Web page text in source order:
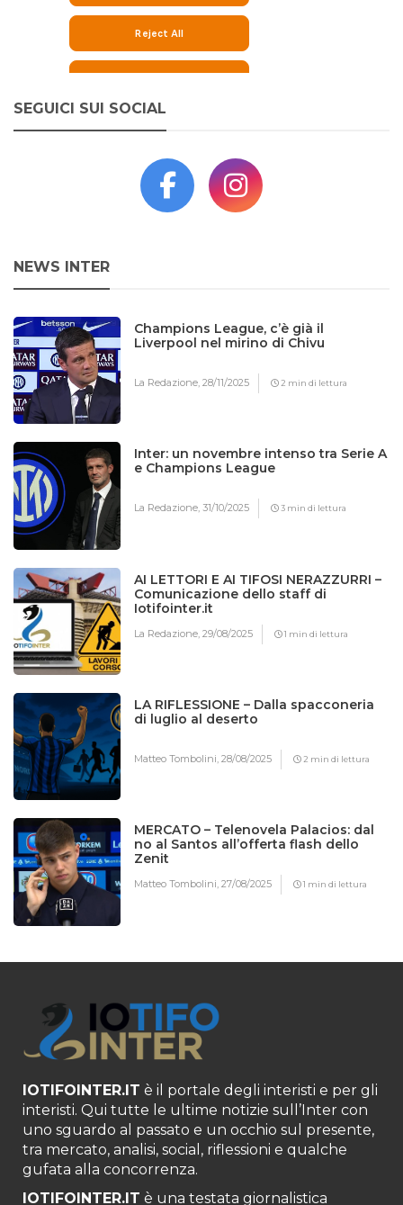
SEGUICI SUI SOCIAL
NEWS INTER
Champions League, c’è già il
Liverpool nel mirino di Chivu
La Redazione,28/11/2025 2 min di lettura
Inter: un novembre intenso tra Serie A
e Champions League
La Redazione,31/10/2025 3 min di lettura
AI LETTORI E AI TIFOSI NERAZZURRI –
Comunicazione dello staff di
Iotifointer.it
La Redazione,29/08/2025 1 min di lettura
LA RIFLESSIONE – Dalla spacconeria
di luglio al deserto
Matteo Tombolini,28/08/2025 2 min di lettura
MERCATO – Telenovela Palacios: dal
no al Santos all’offerta flash dello
Zenit
Matteo Tombolini,27/08/2025 1 min di lettura
IOTIFOINTER.IT è il portale degli interisti e per gli
interisti. Qui tutte le ultime notizie sull’Inter con
uno sguardo al passato e un occhio sul presente,
tra mercato, analisi, social, riflessioni e qualche
gufata alla concorrenza.
IOTIFOINTER.IT è una testata giornalistica